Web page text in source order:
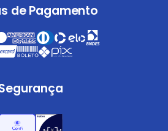
de Pagamento